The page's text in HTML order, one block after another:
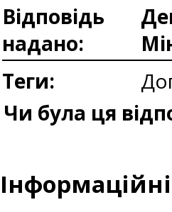
Відповідь
надано:
Теги:
Чи була ця